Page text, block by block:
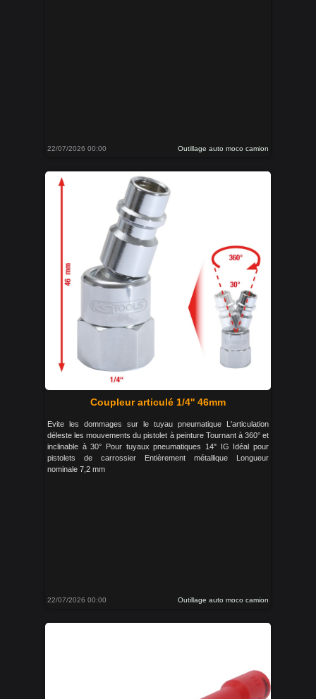
22/07/2026 00:00 Outillage auto moco camion
Coupleur articulé 1/4'' 46mm
Evite les dommages sur le tuyau pneumatique L'articulation
déleste les mouvements du pistolet à peinture Tournant à 360° et
inclinable à 30° Pour tuyaux pneumatiques 14" IG Idéal pour
pistolets de carrossier Entièrement métallique Longueur
nominale 7,2 mm
22/07/2026 00:00 Outillage auto moco camion